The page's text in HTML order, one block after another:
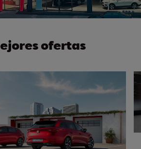
ofertas